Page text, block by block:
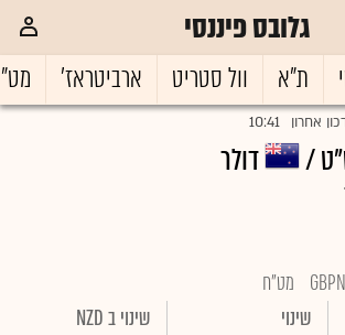
גלובס פיננסי
ת"א וול סטריט ארביטראז'
אחרון 10:41
/
דולר
מט"ח
שינוי שינוי ב NZD